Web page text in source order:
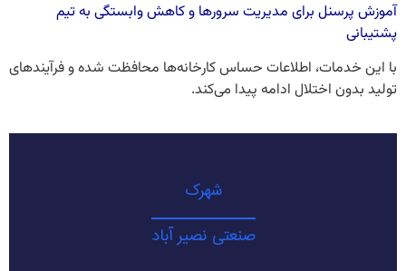
آموزش پرسنل برای مدیریت سرورها و کاهش وابستگی به تیم
پشتیبانی
با این خدمات، اطلاعات حساس کارخانه‌ها محافظت شده و فرآیندهای
تولید بدون اختلال ادامه پیدا می‌کند.
شهرک
صنعتی نصیر آباد